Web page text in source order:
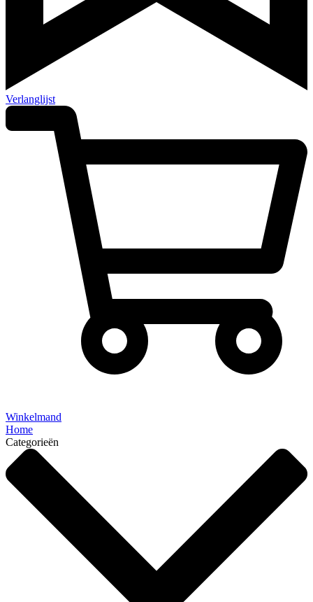
Verlanglijst
Winkelmand
Home
Categorieën